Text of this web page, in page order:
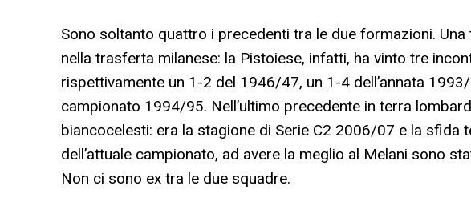
Sono soltanto quattro i precedenti tra le due formazioni.
nella trasferta milanese: la Pistoiese, infatti, ha vinto tre
rispettivamente un 1-2 del 1946/47, un 1-4 dell’annata
campionato 1994/95. Nell’ultimo precedente in terra
biancocelesti: era la stagione di Serie C2 2006/07 e la sfida
dell’attuale campionato, ad avere la meglio al Melani sono
Non ci sono ex tra le due squadre.